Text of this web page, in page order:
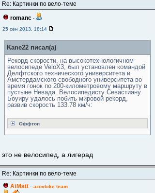
Re: Картинки по вело-теме
romanc -
25 сен 2013, 18:14
Kane22 писал(а)
Рекорд скорости, на высокотехнологичном
велосипеде VeloX3, был установлен командой
Делфтского технического университета и
Амстердамского свободного университета во
время гонок по 200-километровому маршруту в
пустыне Невада. Велосипедисту Севастиану
Боуиру удалось побить мировой рекорд,
развив скорость 133.78 км/ч:
Оффтоп
это не велосипед, а лигерад
Re: Картинки по вело-теме
AtMatt - azovbike team